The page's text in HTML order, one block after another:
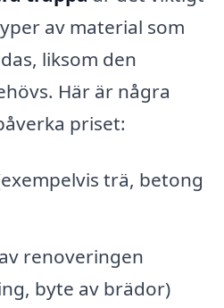
av material som
liksom den
Här är några
priset:
trä, betong
renoveringen
byte av brädor)